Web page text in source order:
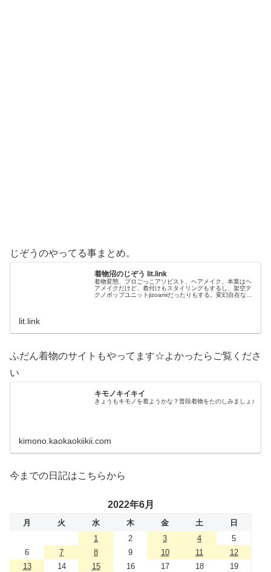
じぞうのやってる事まとめ。
着物沼のじぞう lit.link
着物変態、プロごっこアソビスト、ヘアメイク、本業はヘ
アメイクだけど、着付けもスタイリングもするし、架空テ
クノポップユニットjizoamiだったりもする。変幻自在なた
lit.link
ふだん着物のサイトもやってます☆よかったらご覧くださ
い
キモノキイキイ
きょうもキモノを着ようかな？普段着物をたのしみましょ♪
kimono.kaokaokiikii.com
今までの日記はこちらから
2022年6月
月 火 水 木 金 土
日
1
2 3 4
5
6
7 8 9 10 11
12
13
14 15 16 17 18 19